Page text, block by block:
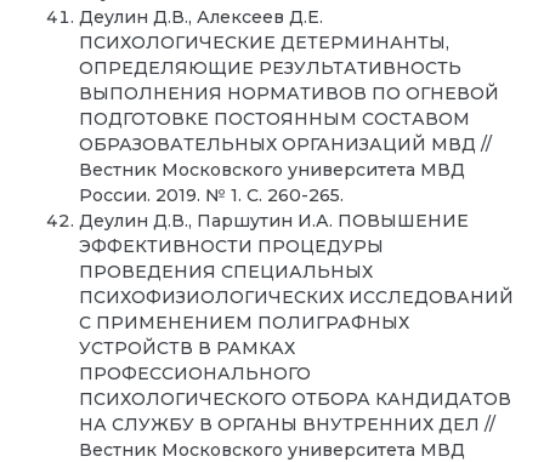
Деулин Д.В., Алексеев Д.Е.
ПСИХОЛОГИЧЕСКИЕ ДЕТЕРМИНАНТЫ,
ОПРЕДЕЛЯЮЩИЕ РЕЗУЛЬТАТИВНОСТЬ
ВЫПОЛНЕНИЯ НОРМАТИВОВ ПО ОГНЕВОЙ
ПОДГОТОВКЕ ПОСТОЯННЫМ СОСТАВОМ
ОБРАЗОВАТЕЛЬНЫХ ОРГАНИЗАЦИЙ МВД //
Вестник Московского университета МВД
России. 2019. № 1. С. 260-265.
Деулин Д.В., Паршутин И.А. ПОВЫШЕНИЕ
ЭФФЕКТИВНОСТИ ПРОЦЕДУРЫ
ПРОВЕДЕНИЯ СПЕЦИАЛЬНЫХ
ПСИХОФИЗИОЛОГИЧЕСКИХ ИССЛЕДОВАНИЙ
С ПРИМЕНЕНИЕМ ПОЛИГРАФНЫХ
УСТРОЙСТВ В РАМКАХ
ПРОФЕССИОНАЛЬНОГО
ПСИХОЛОГИЧЕСКОГО ОТБОРА КАНДИДАТОВ
НА СЛУЖБУ В ОРГАНЫ ВНУТРЕННИХ ДЕЛ //
Вестник Московского университета МВД